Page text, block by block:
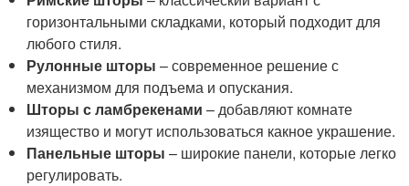
горизонтальными складками, который подходит для
любого стиля.
Рулонные шторы – современное решение с
механизмом для подъема и опускания.
Шторы с ламбрекенами – добавляют комнате
изящество и могут использоваться какное украшение.
Панельные шторы – широкие панели, которые легко
регулировать.